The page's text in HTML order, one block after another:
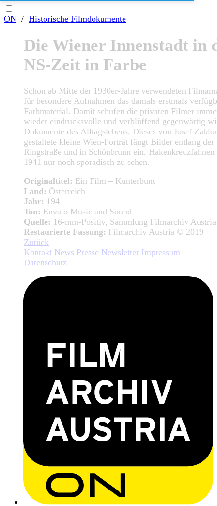
ON / Historische Filmdokumente
Die Wiener Innenstadt in
NS-Zeit in Farbe
Schon ab Mitte der 1930er-Jahre verwendeten
für besondere Aufnahmen das damals erstmals
Farbmaterial. Damit schufen die privaten Filmer
wieder eindrucksvolle und verblüffend gegenwärtig
Dokumente des Alltagslebens. Dieses von Josef
gestaltete kleine Wien-Porträt fängt Bilder entlang der
Ringstraße und in Schönbrunn ein, Hakenkreuzfahnen
1941 nur noch sporadisch zu sehen.
Originaltitel: Ein Film – Kunterbunt
Land: Österreich
Jahr: 1941
Ton: Envato Music and Sound
Quelle: 16-mm-Positiv, Sammlung Filmarchiv Austria
Restaurierte Fassung: Filmarchiv Austria © 2019
Zurück
Kontakt News Presse Newsletter Impressum
Datenschutz